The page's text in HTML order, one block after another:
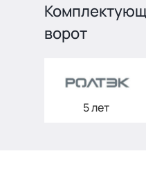
ворот
5 лет